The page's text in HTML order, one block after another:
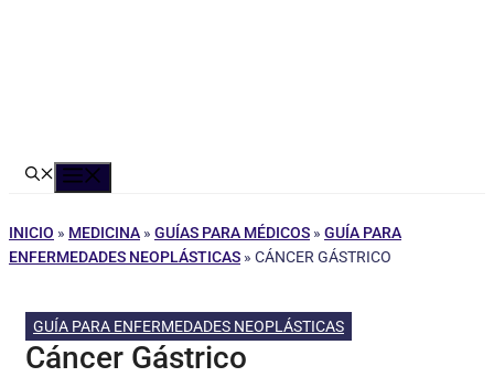
INICIO » MEDICINA » GUÍAS PARA MÉDICOS » GUÍA PARA
ENFERMEDADES NEOPLÁSTICAS » CÁNCER GÁSTRICO
GUÍA PARA ENFERMEDADES NEOPLÁSTICAS
Cáncer Gástrico